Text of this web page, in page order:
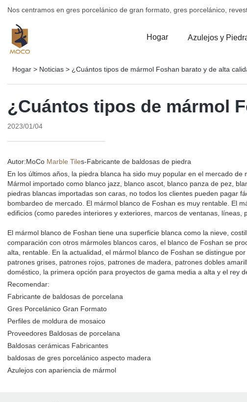
Nos centramos en gres porcelánico de gran formato, gres porcelánico,
Hogar Azulejos y
Hogar > Noticias > ¿Cuántos tipos de mármol Foshan barato y de alta
¿Cuántos tipos de mármol
2023/01/04
Autor:MoCo Marble Tiles-Fabricante de baldosas de piedra
En los últimos años, la piedra blanca ha sido muy popular en el mercado
Mármol importado como blanco jazz, blanco ascot, blanco panza de pez,
piedras blancas importadas son caras, no todos los clientes pueden pagar
bombardeo de mercado. El mármol blanco de Foshan es muy rentable. El
edificios (como paredes interiores y exteriores, marcos de ventanas,
El mármol blanco de Foshan tiene una superficie blanca como la nieve,
comparación con otros mármoles blancos caros, el blanco de Foshan se
alta, rentable. En la actualidad, el mármol blanco de Foshan se distingue
patrones grises, patrones rojos, patrones de madera, patrones dobles
doméstico, la primera opción para proyectos de gama media a alta y el rey
Recomendar:
Fabricante de baldosas de porcelana
Gres Porcelánico Gran Formato
Perfiles de moldura de mosaico
Proveedores Baldosas de porcelana
Baldosas cerámicas Fabricantes
baldosas de gres porcelánico aspecto madera
Azulejos con apariencia de mármol